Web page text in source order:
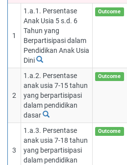
1
1.a.1. Persentase
Anak Usia 5 s.d. 6
Tahun yang
Berpartisipasi dalam
Pendidikan Anak Usia
Dini
Outcome
2
1.a.2. Persentase
anak usia 7-15 tahun
yang berpartisipasi
dalam pendidikan
dasar
Outcome
3
1.a.3. Persentase
anak usia 7-18 tahun
yang berpartisipasi
dalam pendidikan
Outcome